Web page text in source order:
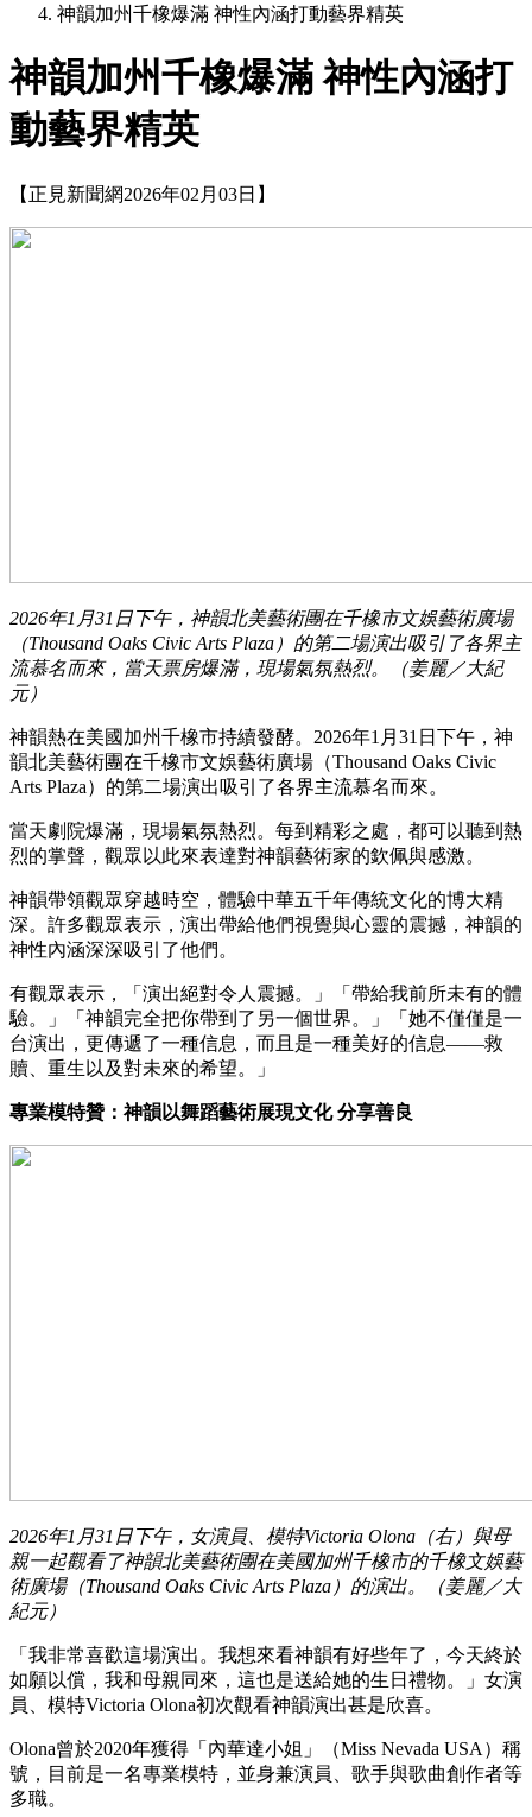
神韻加州千橡爆滿 神性內涵打動藝界精英
神韻加州千橡爆滿 神性內涵打
動藝界精英
【正見新聞網2026年02月03日】
2026年1月31日下午，神韻北美藝術團在千橡市文娛藝術廣場
（Thousand Oaks Civic Arts Plaza）的第二場演出吸引了各界主
流慕名而來，當天票房爆滿，現場氣氛熱烈。（姜麗／大紀
元）
神韻熱在美國加州千橡市持續發酵。2026年1月31日下午，神
韻北美藝術團在千橡市文娛藝術廣場（Thousand Oaks Civic
Arts Plaza）的第二場演出吸引了各界主流慕名而來。
當天劇院爆滿，現場氣氛熱烈。每到精彩之處，都可以聽到熱
烈的掌聲，觀眾以此來表達對神韻藝術家的欽佩與感激。
神韻帶領觀眾穿越時空，體驗中華五千年傳統文化的博大精
深。許多觀眾表示，演出帶給他們視覺與心靈的震撼，神韻的
神性內涵深深吸引了他們。
有觀眾表示，「演出絕對令人震撼。」「帶給我前所未有的體
驗。」「神韻完全把你帶到了另一個世界。」「她不僅僅是一
台演出，更傳遞了一種信息，而且是一種美好的信息——救
贖、重生以及對未來的希望。」
專業模特贊：神韻以舞蹈藝術展現文化 分享善良
2026年1月31日下午，女演員、模特Victoria Olona（右）與母
親一起觀看了神韻北美藝術團在美國加州千橡市的千橡文娛藝
術廣場（Thousand Oaks Civic Arts Plaza）的演出。（姜麗／大
紀元）
「我非常喜歡這場演出。我想來看神韻有好些年了，今天終於
如願以償，我和母親同來，這也是送給她的生日禮物。」女演
員、模特Victoria Olona初次觀看神韻演出甚是欣喜。
Olona曾於2020年獲得「內華達小姐」（Miss Nevada USA）稱
號，目前是一名專業模特，並身兼演員、歌手與歌曲創作者等
多職。